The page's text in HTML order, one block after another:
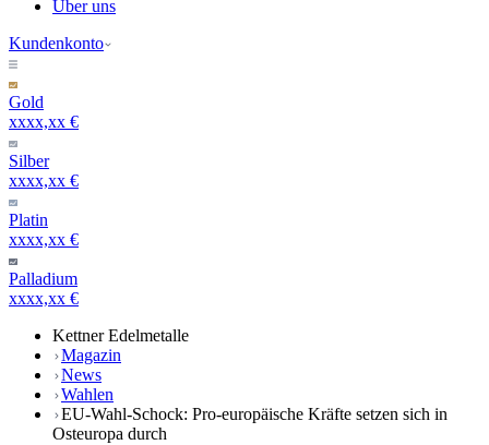
Über uns
Kundenkonto
Gold
xxxx,xx €
Silber
xxxx,xx €
Platin
xxxx,xx €
Palladium
xxxx,xx €
Kettner Edelmetalle
Magazin
News
Wahlen
EU-Wahl-Schock: Pro-europäische Kräfte setzen sich in
Osteuropa durch